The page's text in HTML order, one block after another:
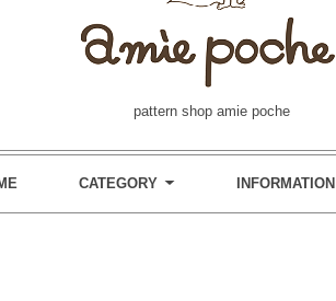
pattern shop amie poche
CATEGORY INFORMATION